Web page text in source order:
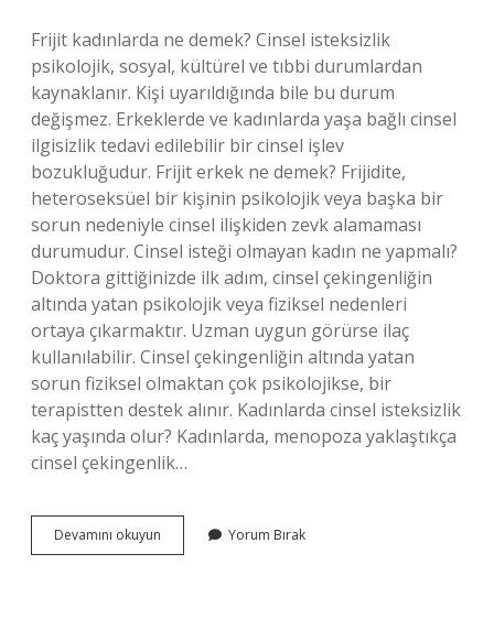
Frijit kadınlarda ne demek? Cinsel isteksizlik
psikolojik, sosyal, kültürel ve tıbbi durumlardan
kaynaklanır. Kişi uyarıldığında bile bu durum
değişmez. Erkeklerde ve kadınlarda yaşa bağlı cinsel
ilgisizlik tedavi edilebilir bir cinsel işlev
bozukluğudur. Frijit erkek ne demek? Frijidite,
heteroseksüel bir kişinin psikolojik veya başka bir
sorun nedeniyle cinsel ilişkiden zevk alamaması
durumudur. Cinsel isteği olmayan kadın ne yapmalı?
Doktora gittiğinizde ilk adım, cinsel çekingenliğin
altında yatan psikolojik veya fiziksel nedenleri
ortaya çıkarmaktır. Uzman uygun görürse ilaç
kullanılabilir. Cinsel çekingenliğin altında yatan
sorun fiziksel olmaktan çok psikolojikse, bir
terapistten destek alınır. Kadınlarda cinsel isteksizlik
kaç yaşında olur? Kadınlarda, menopoza yaklaştıkça
cinsel çekingenlik…
Devamını okuyun
Kadın
Yorum Bırak